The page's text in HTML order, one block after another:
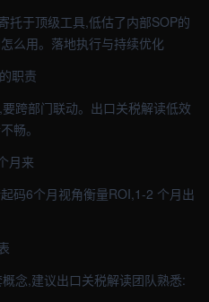
托于顶级工具,低估了内部SOP的
么用。落地执行与持续优化
职责
跨部门联动。出口关税解读低效
畅。
月来
码6个月视角衡量ROI,1-2 个月出
念,建议出口关税解读团队熟悉: